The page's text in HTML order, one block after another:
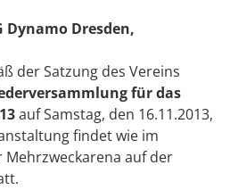
Dynamo Dresden,
der Satzung des Vereins
für das
auf Samstag, den 16.11.2013,
findet wie im
Mehrzweckarena auf der